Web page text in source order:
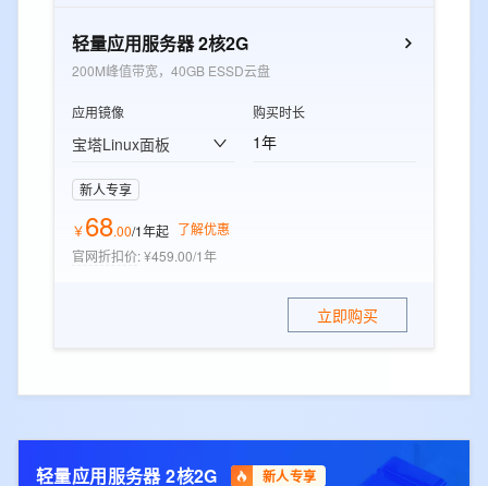
轻量应用服务器 2核2G
200M峰值带宽，40GB ESSD云盘
应用镜像
宝塔Linux面板
购买时长
1年
新人专享
￥68.00/1年起 了解优惠
官网折扣价:¥459.00/1年
立即购买
轻量应用服务器 2核2G 新人专享